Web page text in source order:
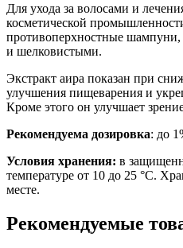
Для ухода за волосами и
косметической
противоперхностные шампуни,
и шелковистыми.
Экстракт аира показан при
улучшения пищеварения и
Кроме этого он улучшает
Рекомендуема дозировка: до
Условия хранения: в
температуре от 10 до 25 °С.
месте.
Рекомендуемые